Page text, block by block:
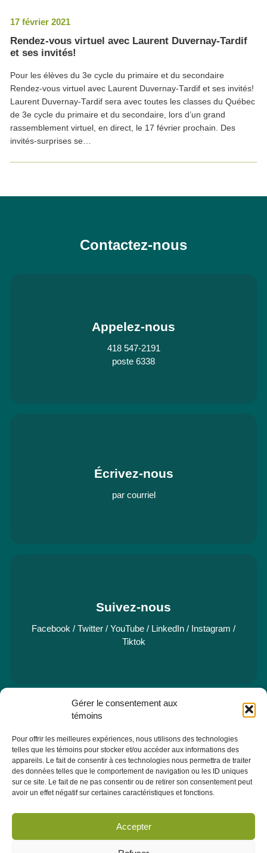
Gérer le consentement aux
témoins
Pour offrir les meilleures expériences, nous utilisons des technologies
telles que les témoins pour stocker et/ou accéder aux informations des
appareils. Le fait de consentir à ces technologies nous permettra de traiter
des données telles que le comportement de navigation ou les ID uniques
sur ce site. Le fait de ne pas consentir ou de retirer son consentement peut
avoir un effet négatif sur certaines caractéristiques et fonctions.
Accepter
17 février 2021
Rendez-vous virtuel avec Laurent Duvernay-Tardif
et ses invités!
Pour les élèves du 3e cycle du primaire et du secondaire
Rendez-vous virtuel avec Laurent Duvernay-Tardif et ses invités!
Laurent Duvernay-Tardif sera avec toutes les classes du Québec
de 3e cycle du primaire et du secondaire, lors d’un grand
rassemblement virtuel, en direct, le 17 février prochain. Des
invités-surprises se…
Contactez-nous
Appelez-nous
418 547-2191
poste 6338
Écrivez-nous
par courriel
Suivez-nous
Facebook / Twitter / YouTube / LinkedIn / Instagram /
Tiktok
Pavillon Manicouagan, 7
Jonquière (Québec) G7X 7W2
Consulter la section À PROPOS - ÉQUIPE pour les coordonnées
des membres de l'équipe.
Abonnez-vous dès maintenant à notre infolettre pour recevoir
toutes les actualités, les évènements et autres concernant le